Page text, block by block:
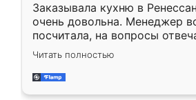
Заказывала кухню в
очень довольна. Менеджер
посчитала, на вопросы
Замерщик приехал в
делу со всей
за день, ребята работали
Читать полностью